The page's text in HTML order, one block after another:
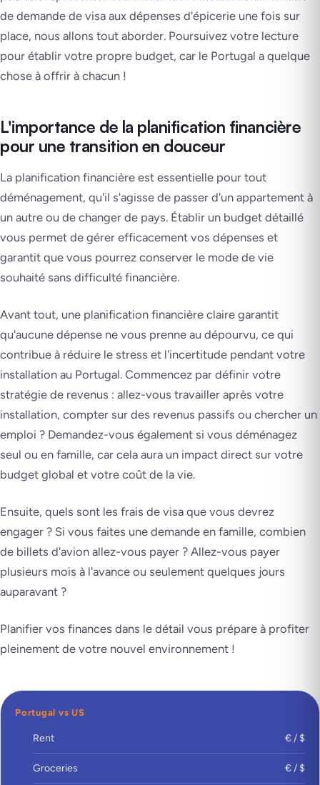
de demande de visa aux dépenses d'épicerie une fois sur
place, nous allons tout aborder. Poursuivez votre lecture
pour établir votre propre budget, car le Portugal a quelque
chose à offrir à chacun !
L'importance de la planification financière
pour une transition en douceur
La planification financière est essentielle pour tout
déménagement, qu'il s'agisse de passer d'un appartement à
un autre ou de changer de pays. Établir un budget détaillé
vous permet de gérer efficacement vos dépenses et
garantit que vous pourrez conserver le mode de vie
souhaité sans difficulté financière.
Avant tout, une planification financière claire garantit
qu'aucune dépense ne vous prenne au dépourvu, ce qui
contribue à réduire le stress et l'incertitude pendant votre
installation au Portugal. Commencez par définir votre
stratégie de revenus : allez-vous travailler après votre
installation, compter sur des revenus passifs ou chercher un
emploi ? Demandez-vous également si vous déménagez
seul ou en famille, car cela aura un impact direct sur votre
budget global et votre coût de la vie.
Ensuite, quels sont les frais de visa que vous devrez
engager ? Si vous faites une demande en famille, combien
de billets d'avion allez-vous payer ? Allez-vous payer
plusieurs mois à l'avance ou seulement quelques jours
auparavant ?
Planifier vos finances dans le détail vous prépare à profiter
pleinement de votre nouvel environnement !
Portugal vs US
Rent € / $
Groceries € / $